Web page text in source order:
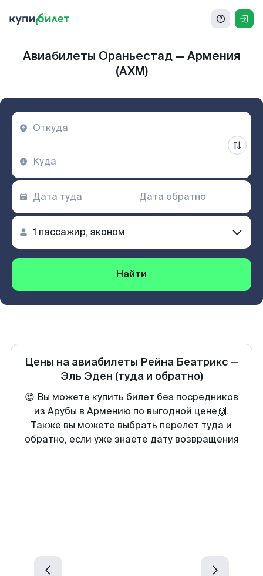
Авиабилеты Ораньестад — Армения
(AXM)
Найти
Цены на авиабилеты Рейна Беатрикс —
Эль Эден (туда и обратно)
😍 Вы можете купить билет без посредников
из Арубы в Армению по выгодной цене🙌.
Также вы можете выбрать перелет туда и
обратно, если уже знаете дату возвращения